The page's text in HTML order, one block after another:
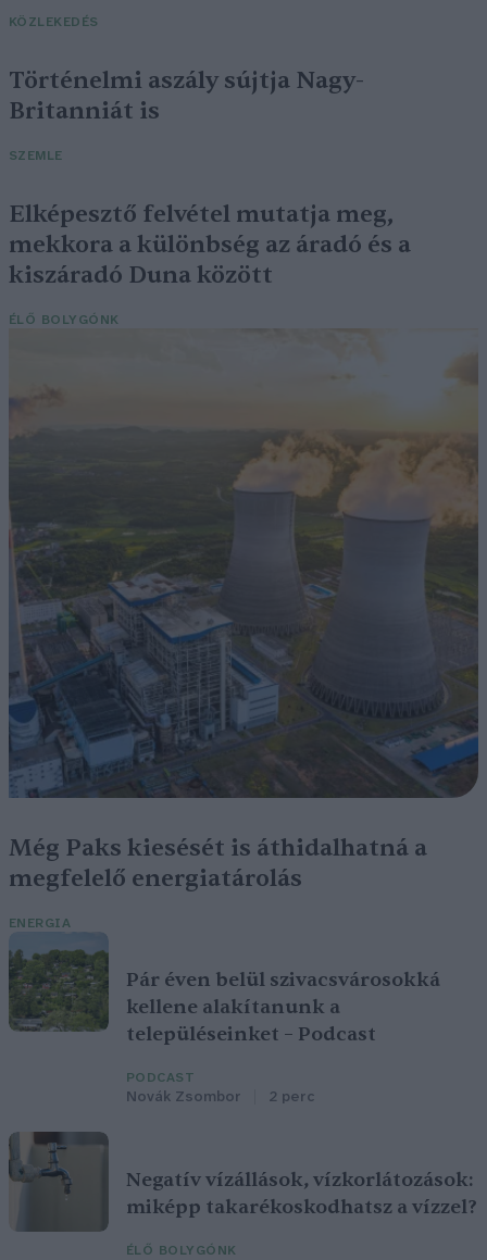
KÖZLEKEDÉS
Történelmi aszály sújtja Nagy-
Britanniát is
SZEMLE
Elképesztő felvétel mutatja meg,
mekkora a különbség az áradó és a
kiszáradó Duna között
ÉLŐ BOLYGÓNK
Még Paks kiesését is áthidalhatná a
megfelelő energiatárolás
ENERGIA
Pár éven belül szivacsvárosokká
kellene alakítanunk a
településeinket – Podcast
PODCAST
Novák Zsombor 2 perc
Negatív vízállások, vízkorlátozások:
miképp takarékoskodhatsz a vízzel?
ÉLŐ BOLYGÓNK